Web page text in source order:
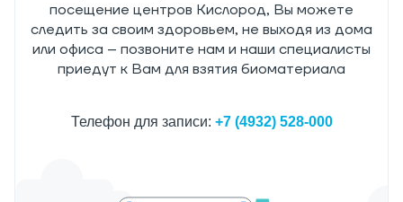
посещение центров Кислород, Вы можете
следить за своим здоровьем, не выходя из дома
или офиса – позвоните нам и наши специалисты
приедут к Вам для взятия биоматериала
Телефон для записи: +7 (4932) 528-000